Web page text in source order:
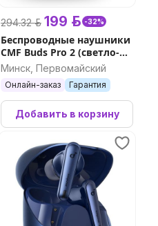
294.32 р. 199 р. -32%
Беспроводные наушники
CMF Buds Pro 2 (светло-
серый)
Минск, Первомайский
Онлайн-заказ Гарантия
Добавить в корзину